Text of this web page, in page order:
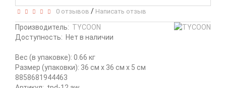
0 отзывов / Написать отзыв
Производитель: TYCOON
Доступность: Нет в наличии
Вес (в упаковке): 0.66 кг
Размер (упаковки): 36 см x 36 см x 5 см
8858681944463